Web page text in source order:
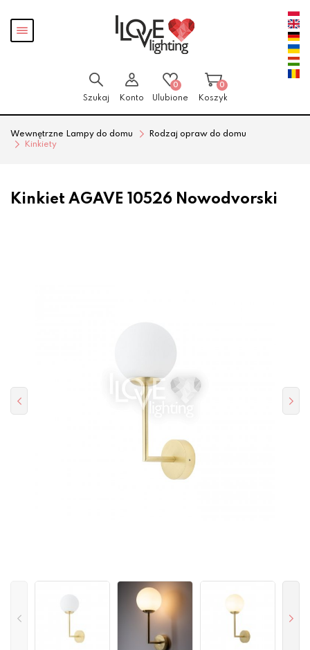
Pokaż
menu
Szukaj Konto
0
Ulubione
0
Koszyk
Wewnętrzne Lampy do domu
Rodzaj opraw do domu
Kinkiety
Kinkiet AGAVE 10526 Nowodvorski